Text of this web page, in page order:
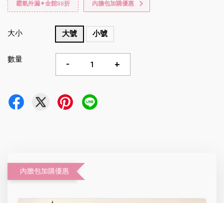
霸氣外漏✦全館88折 內膽包加購優惠
大小 大號 小號
數量 - +
內膽包加購優惠